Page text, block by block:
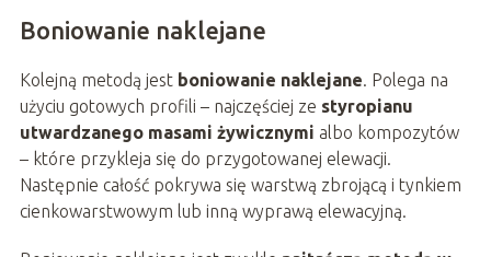
Boniowanie naklejane
Kolejną metodą jest boniowanie naklejane. Polega na
użyciu gotowych profili – najczęściej ze styropianu
utwardzanego masami żywicznymi albo kompozytów
– które przykleja się do przygotowanej elewacji.
Następnie całość pokrywa się warstwą zbrojącą i tynkiem
cienkowarstwowym lub inną wyprawą elewacyjną.